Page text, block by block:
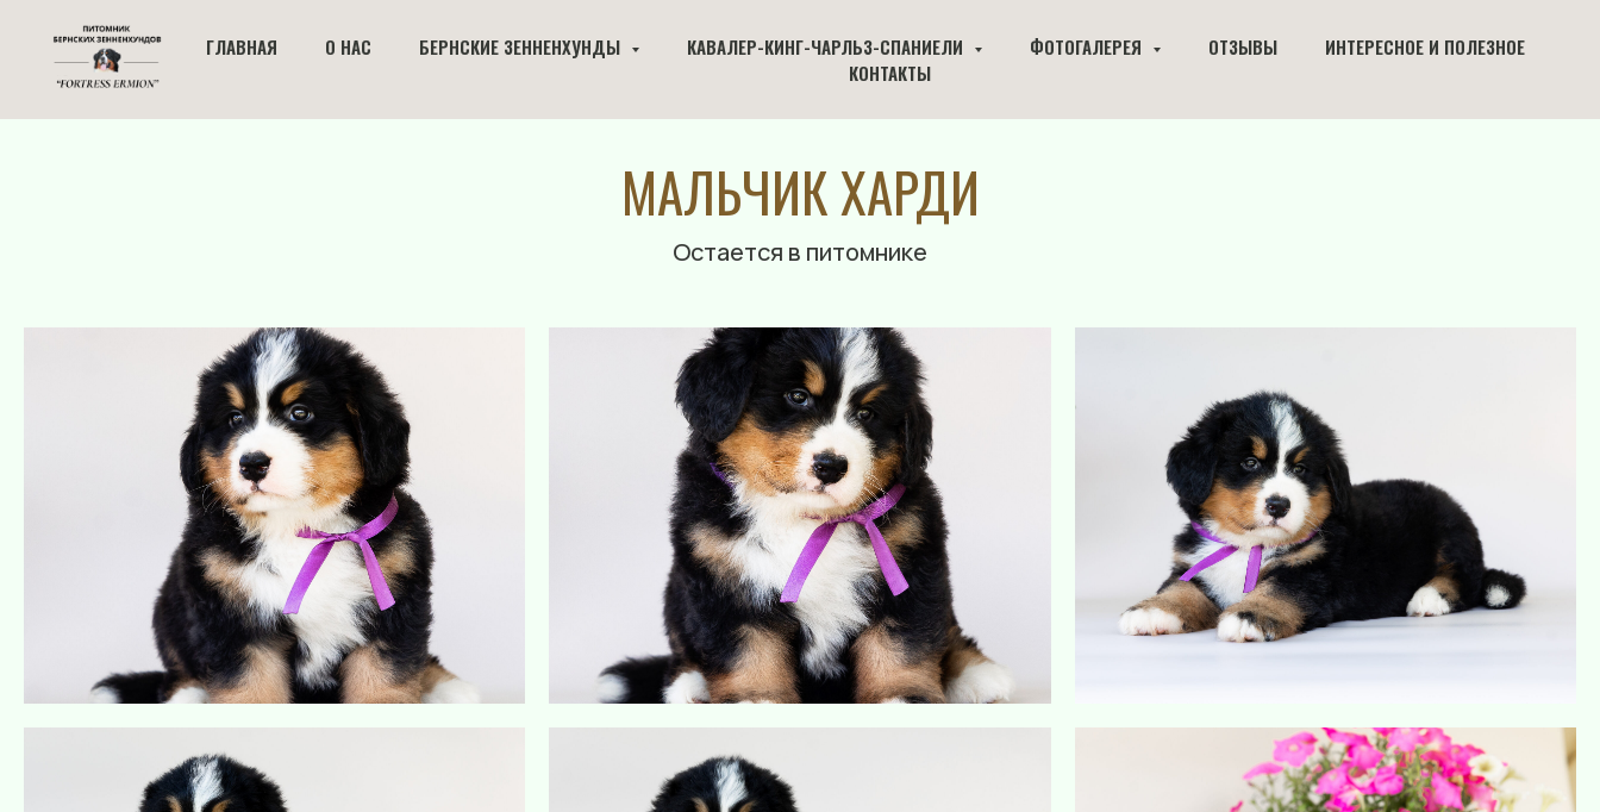
ГЛАВНАЯ О НАС БЕРНСКИЕ ЗЕННЕНХУНДЫ КАВАЛЕР-КИНГ-ЧАРЛЬЗ-СПАНИЕЛИ ФОТОГАЛЕРЕЯ ОТЗЫВЫ
ИНТЕРЕСНОЕ И ПОЛЕЗНОЕ
КОНТАКТЫ
МАЛЬЧИК ХАРДИ
Остается в питомнике